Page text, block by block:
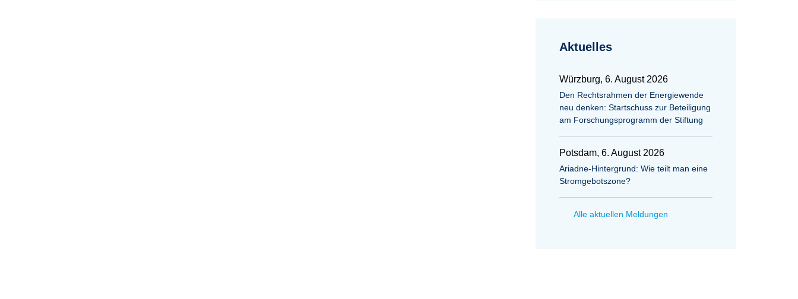
Aktuelles
Würzburg, 6. August 2026
Den Rechtsrahmen der Energiewende
neu denken: Startschuss zur Beteiligung
am Forschungsprogramm der Stiftung
Potsdam, 6. August 2026
Ariadne-Hintergrund: Wie teilt man eine
Stromgebotszone?
Alle aktuellen Meldungen